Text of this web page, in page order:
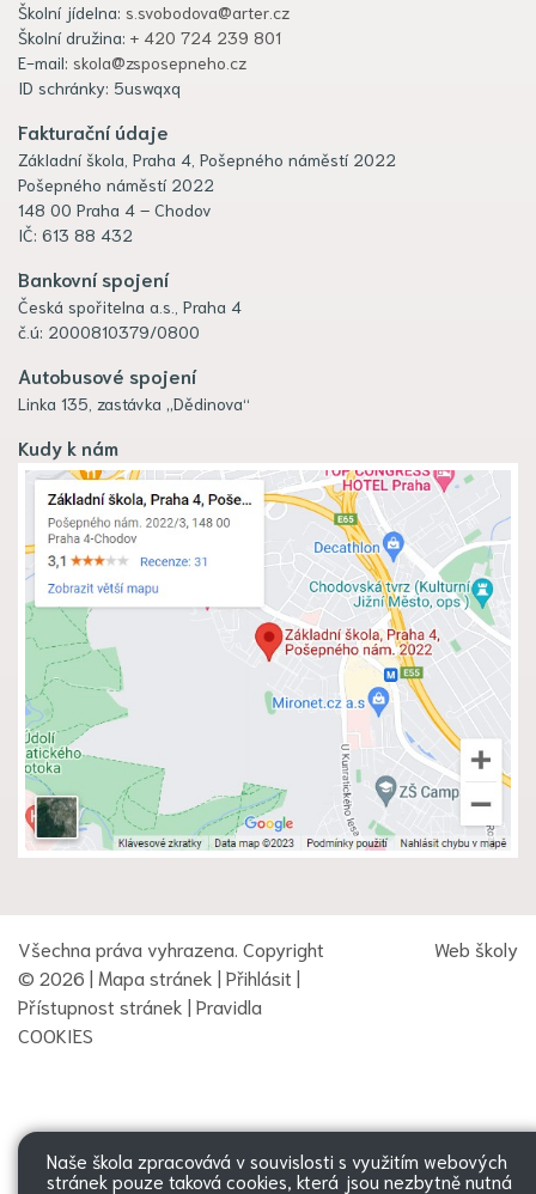
Školní jídelna: s.svobodova@arter.cz
Školní družina: + 420 724 239 801
E-mail: skola@zsposepneho.cz
ID schránky: 5uswqxq
Fakturační údaje
Základní škola, Praha 4, Pošepného náměstí 2022
Pošepného náměstí 2022
148 00 Praha 4 – Chodov
IČ: 613 88 432
Bankovní spojení
Česká spořitelna a.s., Praha 4
č.ú: 2000810379/0800
Autobusové spojení
Linka 135, zastávka „Dědinova“
Kudy k nám
Všechna práva vyhrazena. Copyright
© 2026 | Mapa stránek | Přihlásit |
Přístupnost stránek | Pravidla
COOKIES
Web školy
Naše škola zpracovává v souvislosti s využitím webových
stránek pouze taková cookies, která jsou nezbytně nutná